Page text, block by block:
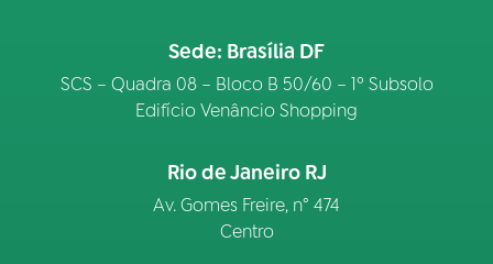
Sede: Brasília DF
SCS – Quadra 08 – Bloco B 50/60 – 1º Subsolo
Edifício Venâncio Shopping
Rio de Janeiro RJ
Av. Gomes Freire, n° 474
Centro